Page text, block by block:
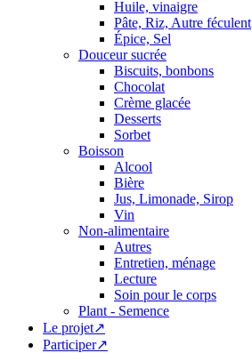
Huile, vinaigre
Pâte, Riz, Autre féculent
Épice, Sel
Douceur sucrée
Biscuits, bonbons
Chocolat
Crème glacée
Desserts
Sorbet
Boisson
Alcool
Bière
Jus, Limonade, Sirop
Vin
Non-alimentaire
Autres
Entretien, ménage
Lecture
Soin pour le corps
Plant - Semence
Le projet↗
Participer↗